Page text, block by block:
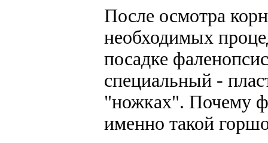
После осмотра
необходимых
посадке
специальный -
"ножках". Почему
именно такой